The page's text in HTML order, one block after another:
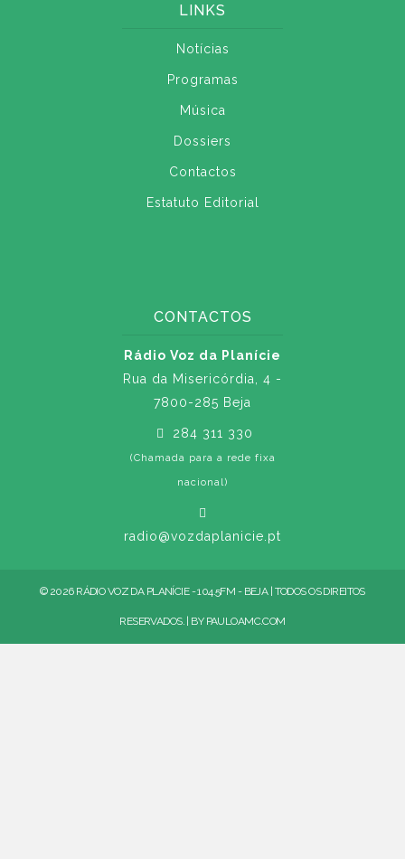
LINKS
Notícias
Programas
Música
Dossiers
Contactos
Estatuto Editorial
CONTACTOS
Rádio Voz da Planície
Rua da Misericórdia, 4 -
7800-285 Beja
284 311 330
(Chamada para a rede fixa
nacional)
radio@vozdaplanicie.pt
© 2026 RÁDIO VOZ DA PLANÍCIE - 104.5FM - BEJA | TODOS OS DIREITOS
RESERVADOS. | BY PAULOAMC.COM